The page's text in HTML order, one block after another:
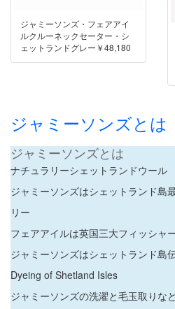
ジャミーソンズ・フェアアイ
ルクルーネックセーター・シ
ェットランドグレー￥48,180
ジャミーソンズとは
ジャミーソンズとは
ナチュラリーシェットランドウール
ジャミーソンズはシェットランド島
リー
フェアアイルは英国三大フィッシャ
ジャミーソンズはシェットランド島
Dyeing of Shetland Isles
ジャミーソンズの洗濯と毛玉取りな